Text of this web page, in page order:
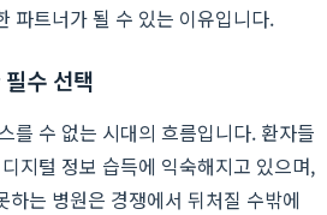
파트너가 될 수 있는 이유입니다.
수 선택
를 수 없는 시대의 흐름입니다. 환자들
지털 정보 습득에 익숙해지고 있으며,
하는 병원은 경쟁에서 뒤처질 수밖에